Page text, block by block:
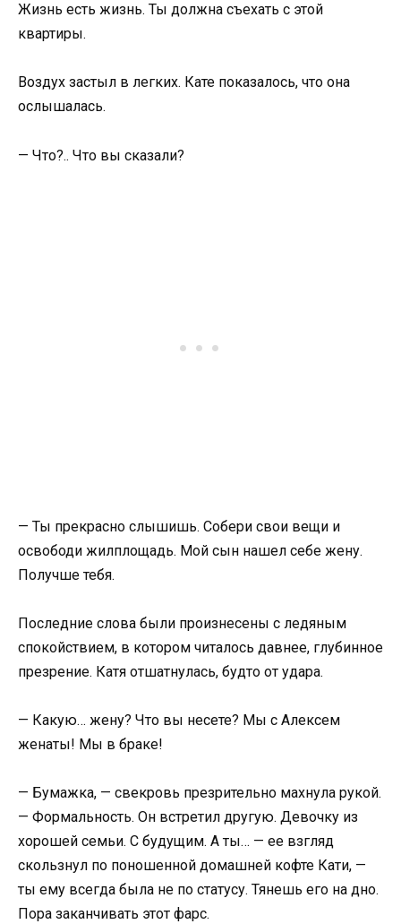
Жизнь есть жизнь. Ты должна съехать с этой
квартиры.
Воздух застыл в легких. Кате показалось, что она
ослышалась.
— Что?.. Что вы сказали?
— Ты прекрасно слышишь. Собери свои вещи и
освободи жилплощадь. Мой сын нашел себе жену.
Получше тебя.
Последние слова были произнесены с ледяным
спокойствием, в котором читалось давнее, глубинное
презрение. Катя отшатнулась, будто от удара.
— Какую… жену? Что вы несете? Мы с Алексем
женаты! Мы в браке!
— Бумажка, — свекровь презрительно махнула рукой.
— Формальность. Он встретил другую. Девочку из
хорошей семьи. С будущим. А ты… — ее взгляд
скользнул по поношенной домашней кофте Кати, —
ты ему всегда была не по статусу. Тянешь его на дно.
Пора заканчивать этот фарс.